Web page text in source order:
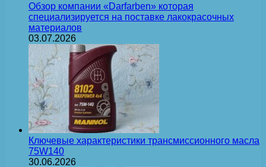
Обзор компании «Darfarben» которая
специализируется на поставке лакокрасочных
материалов
03.07.2026
Ключевые характеристики трансмиссионного масла
75W140
30.06.2026